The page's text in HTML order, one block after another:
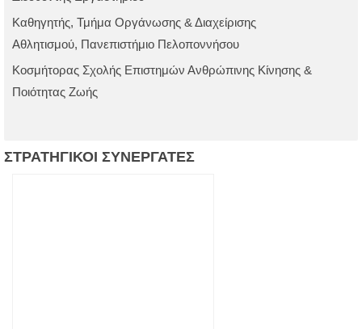
Καθηγητής, Τμήμα Οργάνωσης & Διαχείρισης
Αθλητισμού, Πανεπιστήμιο Πελοποννήσου
Κοσμήτορας Σχολής Επιστημών Ανθρώπινης Κίνησης &
Ποιότητας Ζωής
ΣΤΡΑΤΗΓΙΚΟΙ ΣΥΝΕΡΓΑΤΕΣ